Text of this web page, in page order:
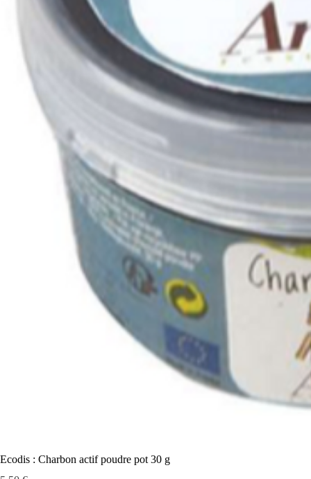
Ecodis : Charbon actif poudre pot 30 g